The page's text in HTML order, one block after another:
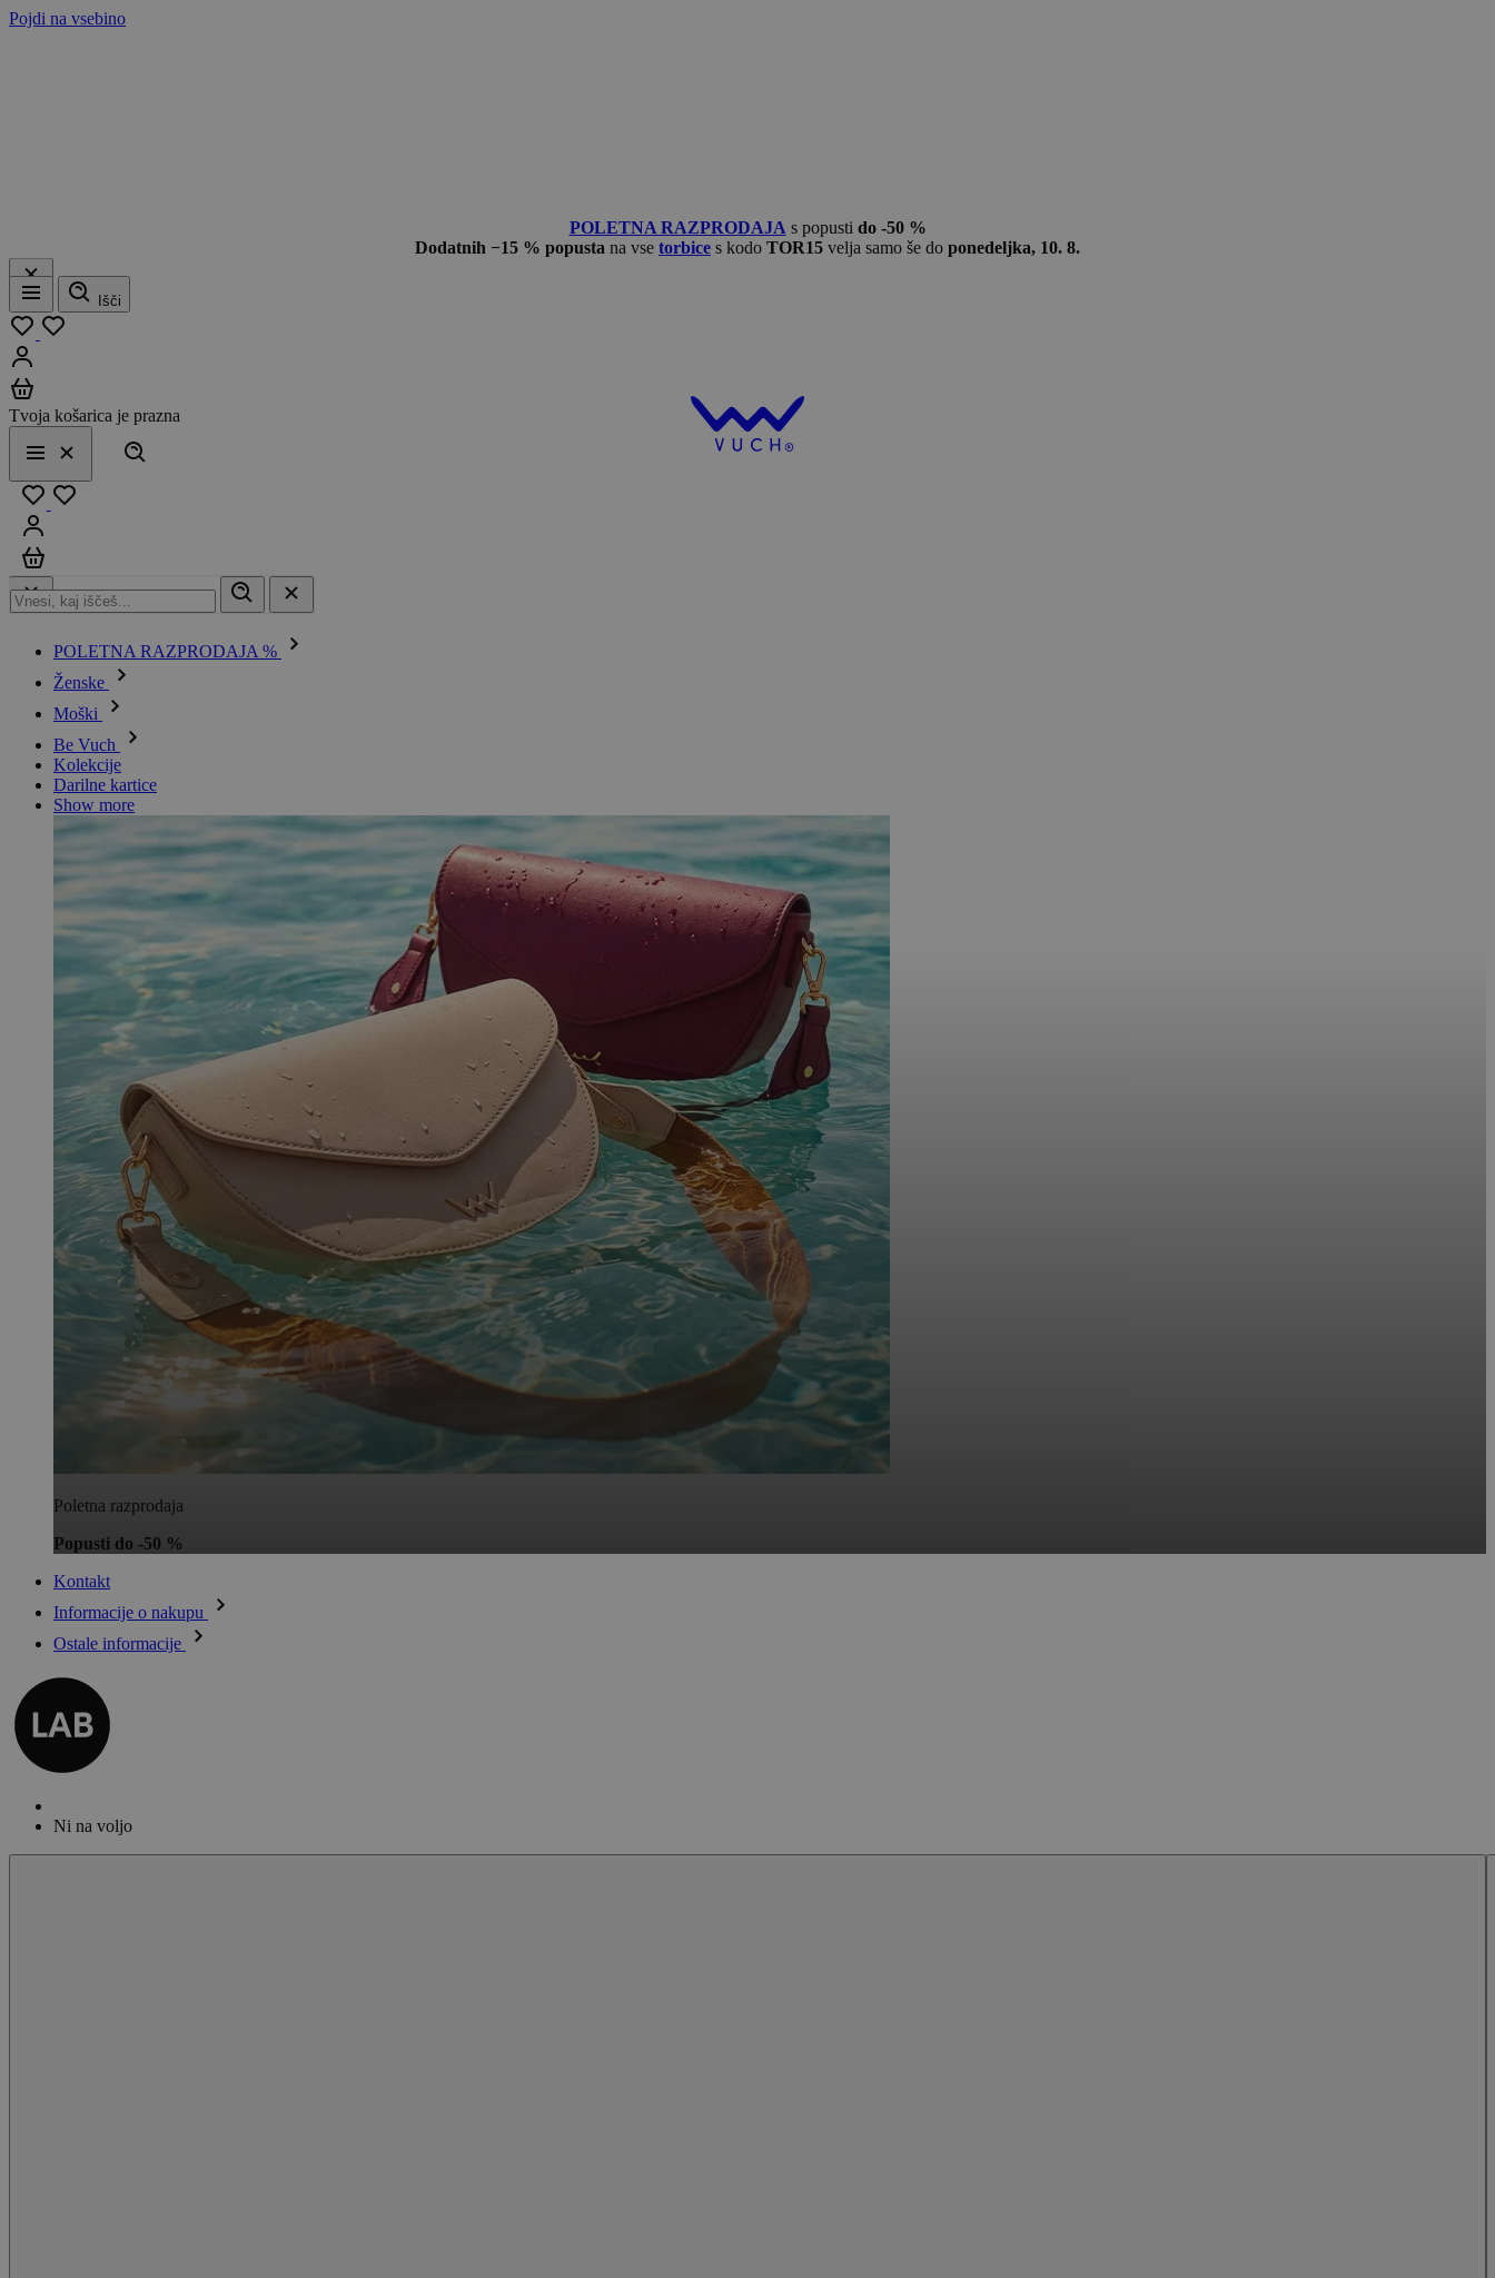
Pojdi na vsebino
POLETNA RAZPRODAJA s popusti do -50 %
Dodatnih −15 % popusta na vse torbice s kodo TOR15 velja samo še do ponedeljka, 10. 8.
Meni
Išči
Tvoja košarica je prazna
Meni
Zapri
POLETNA RAZPRODAJA %
Ženske
Moški
Be Vuch
Kolekcije
Darilne kartice
Show more
Poletna razprodaja
Popusti do -50 %
Kontakt
Informacije o nakupu
Ostale informacije
Ni na voljo